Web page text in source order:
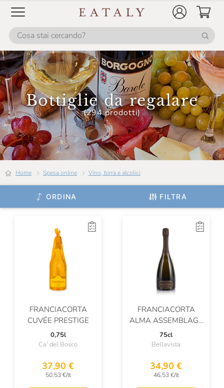
Bottiglie da regalare
(294 prodotti)
Home Spesa online Vino, birra e alcolici
ORDINA FILTRA
FRANCIACORTA
CUVÉE PRESTIGE
0,75l
Ca' del Bosco
37,90 €
50,53 €/lt
FRANCIACORTA
ALMA ASSEMBLAGE
EXTRA BRUT
75cl
Bellavista
34,90 €
46,53 €/lt